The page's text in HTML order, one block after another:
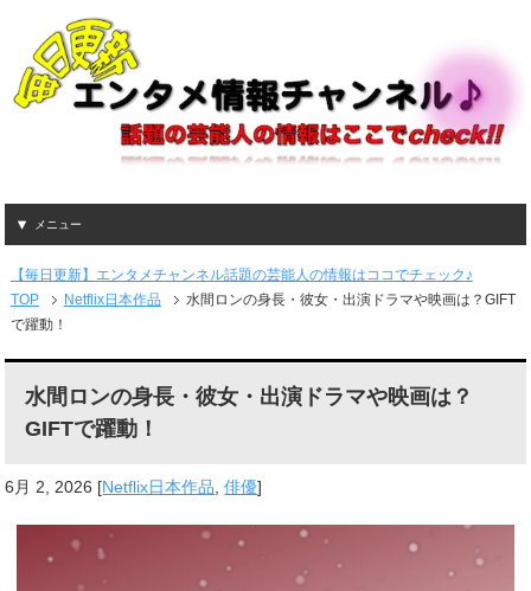
メニュー
【毎日更新】エンタメチャンネル話題の芸能人の情報はココでチェック♪
TOP
Netflix日本作品
水間ロンの身長・彼女・出演ドラマや映画は？GIFT
で躍動！
水間ロンの身長・彼女・出演ドラマや映画は？
GIFTで躍動！
6月 2, 2026 [Netflix日本作品,俳優]